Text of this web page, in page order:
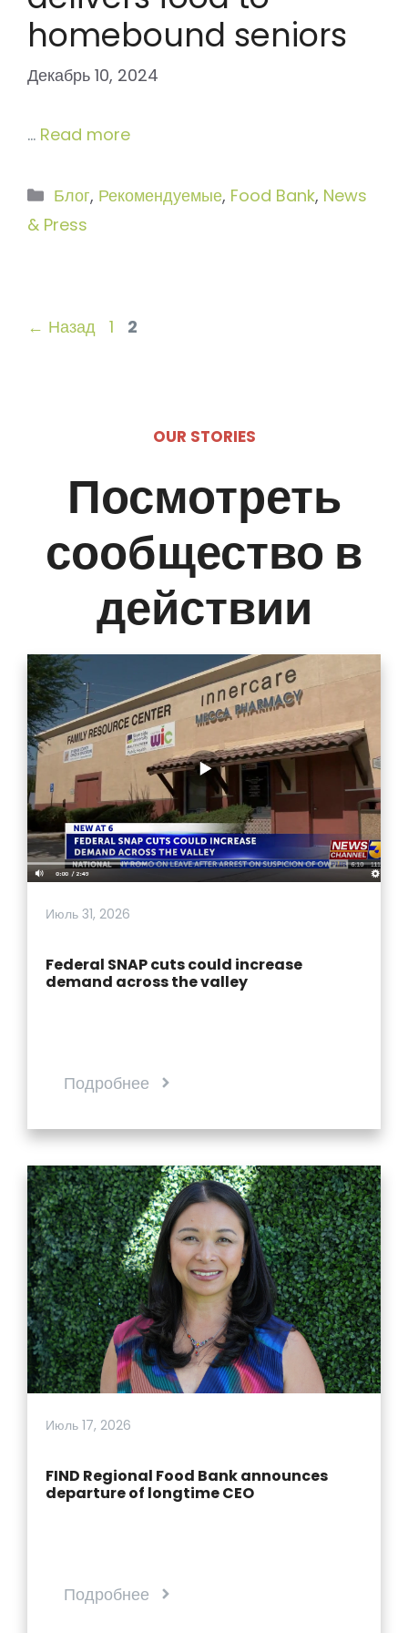
homebound seniors
Декабрь 10, 2024
… Read more
Рубрики
Блог, Рекомендуемые, Food Bank, News
& Press
← Назад Страница
1 Страница
2
OUR STORIES
Посмотреть
сообщество в
действии
Июль 31, 2026
Federal SNAP cuts could increase
demand across the valley
Подробнее
Июль 17, 2026
FIND Regional Food Bank announces
departure of longtime CEO
Подробнее